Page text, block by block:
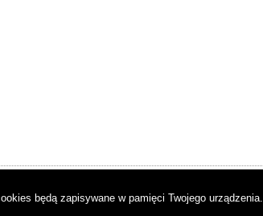
będą zapisywane w pamięci Twojego urządzenia.